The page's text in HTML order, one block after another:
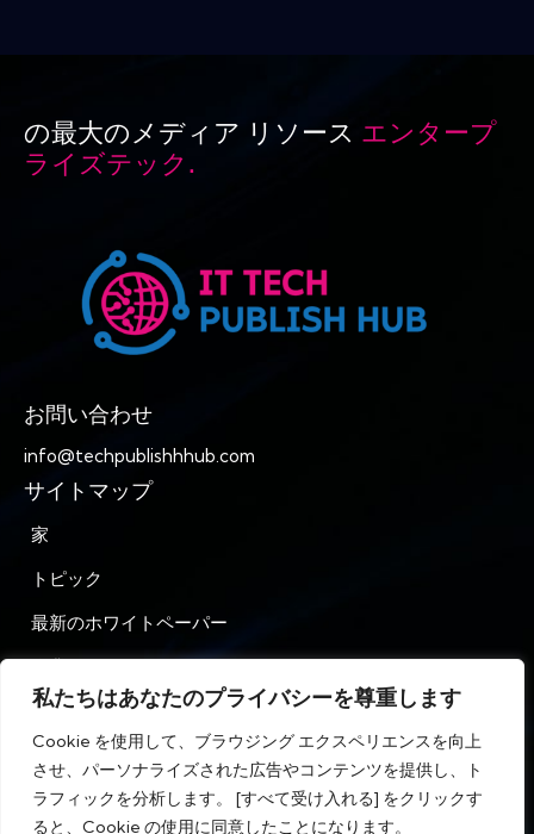
私たちはあなたのプライバシーを尊重します
Cookie を使用して、ブラウジング エクスペリエンスを向上
させ、パーソナライズされた広告やコンテンツを提供し、ト
ラフィックを分析します。 [すべて受け入れる] をクリックす
ると、Cookie の使用に同意したことになります。
の最大のメディア リソース エンタープ
ライズテック.
お問い合わせ
info@techpublishhhub.com
サイトマップ
家
トピック
最新のホワイトペーパー
お問い合わせ
利用規約